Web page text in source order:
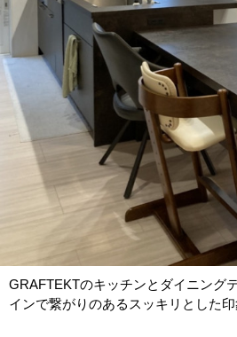
GRAFTEKTのキッチンとダイニング
インで繋がりのあるスッキリとした印